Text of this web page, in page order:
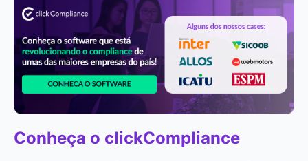
Conheça o clickCompliance